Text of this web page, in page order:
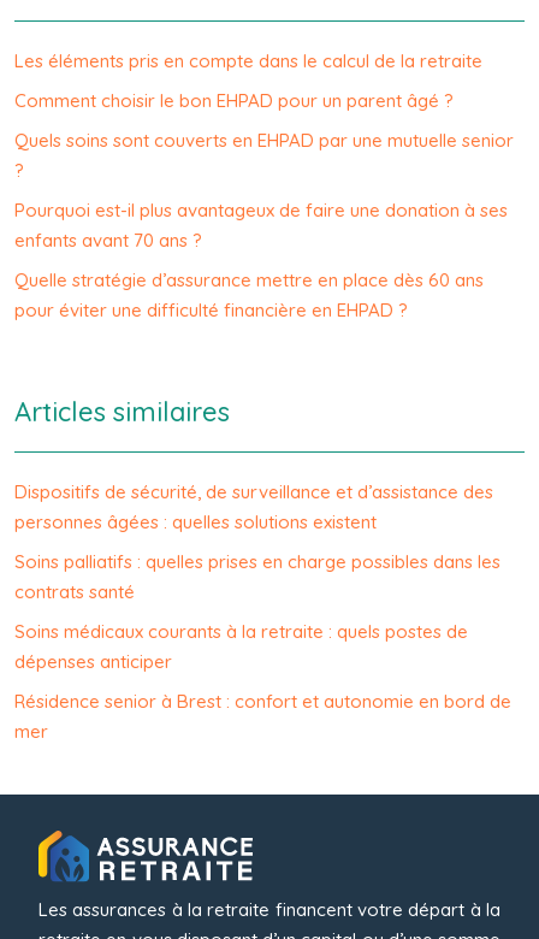
Les éléments pris en compte dans le calcul de la retraite
Comment choisir le bon EHPAD pour un parent âgé ?
Quels soins sont couverts en EHPAD par une mutuelle senior
?
Pourquoi est-il plus avantageux de faire une donation à ses
enfants avant 70 ans ?
Quelle stratégie d’assurance mettre en place dès 60 ans
pour éviter une difficulté financière en EHPAD ?
Articles similaires
Dispositifs de sécurité, de surveillance et d’assistance des
personnes âgées : quelles solutions existent
Soins palliatifs : quelles prises en charge possibles dans les
contrats santé
Soins médicaux courants à la retraite : quels postes de
dépenses anticiper
Résidence senior à Brest : confort et autonomie en bord de
mer
Les assurances à la retraite financent votre départ à la